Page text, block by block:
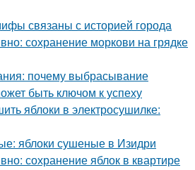
связаны с историей города
сохранение моркови на грядке
почему выбрасывание
быть ключом к успеху
яблоки в электросушилке:
яблоки сушеные в Изидри
сохранение яблок в квартире